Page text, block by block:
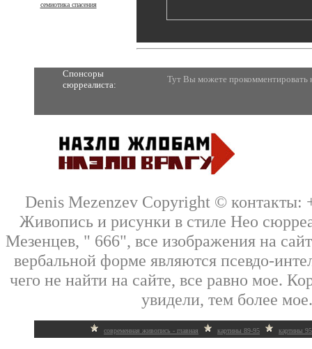
семиотика спасения
Спонсоры
сюрреалиста:
Тут Вы можете
Denis Mezenzev Copyright © контакты:
Живопись и рисунки в стиле Нео
Мезенцев, " 666", все изображения на
вербальной форме являются псевдо-
чего не найти на сайте, все равно мое.
увидели, тем более
современная живопись - главная картины 89-95 картины